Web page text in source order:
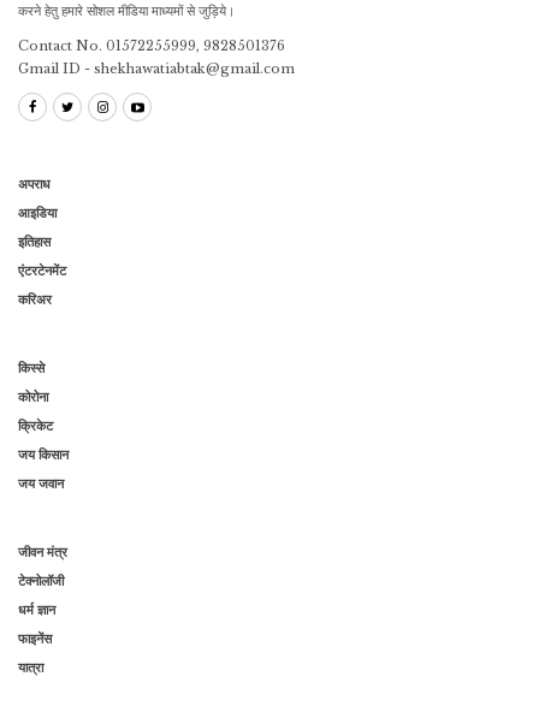
करने हेतु हमारे सोशल मीडिया माध्यमों से जुड़िये।
Contact No. 01572255999, 9828501376
Gmail ID - shekhawatiabtak@gmail.com
अपराध
आइडिया
इतिहास
एंटरटेनमेंट
करिअर
किस्से
कोरोना
क्रिकेट
जय किसान
जय जवान
जीवन मंत्र
टेक्नोलॉजी
धर्म ज्ञान
फाइनेंस
यात्रा